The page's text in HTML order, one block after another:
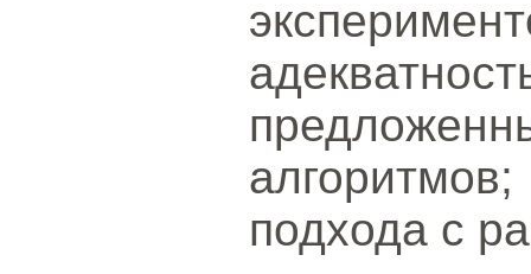
подхода с